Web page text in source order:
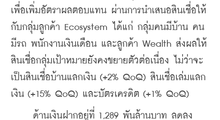
เพื่อเพิ่มอัตราผลตอบแทน ผ่านการนำเสนอสินเชื่อให้
กับกลุ่มลูกค้า Ecosystem ได้แก่ กลุ่มคนมีบ้าน คน
มีรถ พนักงานเงินเดือน และลูกค้า Wealth ส่งผลให้
สินเชื่อกลุ่มเป้าหมายยังคงขยายตัวต่อเนื่อง ไม่ว่าจะ
เป็นสินเชื่อบ้านแลกเงิน (+2% QoQ) สินเชื่อเล่มแลก
เงิน (+15% QoQ) และบัตรเครดิต (+1% QoQ)
ด้านเงินฝากอยู่ที่ 1,289 พันล้านบาท ลดลง